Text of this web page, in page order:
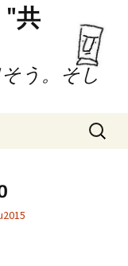
共
う。そし
検
索: